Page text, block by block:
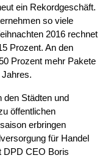
ein Rekordgeschäft.
so viele
2016 rechnet
Prozent. An den
Prozent mehr Pakete
Städten und
öffentlichen
erbringen
für Handel
DPD CEO Boris